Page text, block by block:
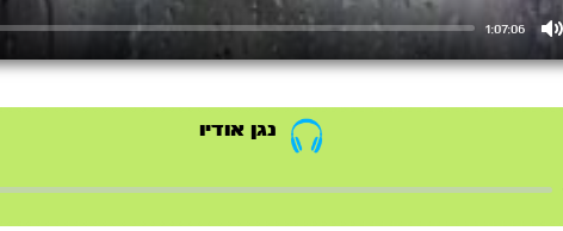
1:07:06
נגן אודיו